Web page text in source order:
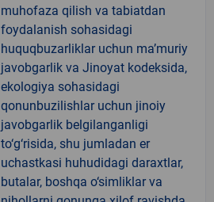
muhofaza qilish va tabiatdan
foydalanish sohasidagi
huquqbuzarliklar uchun ma’muriy
javobgarlik va Jinoyat kodeksida,
ekologiya sohasidagi
qonunbuzilishlar uchun jinoiy
javobgarlik belgilanganligi
to‘g‘risida, shu jumladan er
uchastkasi huhudidagi daraxtlar,
butalar, boshqa o‘simliklar va